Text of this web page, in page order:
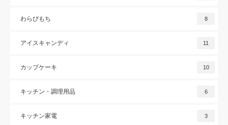
わらびもち 8
アイスキャンディ 11
カップケーキ 10
キッチン・調理用品 6
キッチン家電 3